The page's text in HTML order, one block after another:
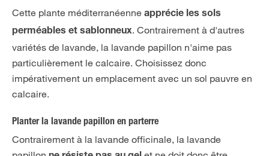
Cette plante méditerranéenne apprécie les sols
perméables et sablonneux. Contrairement à d'autres
variétés de lavande, la lavande papillon n'aime pas
particulièrement le calcaire. Choisissez donc
impérativement un emplacement avec un sol pauvre en
calcaire.
Planter la lavande papillon en parterre
Contrairement à la lavande officinale, la lavande